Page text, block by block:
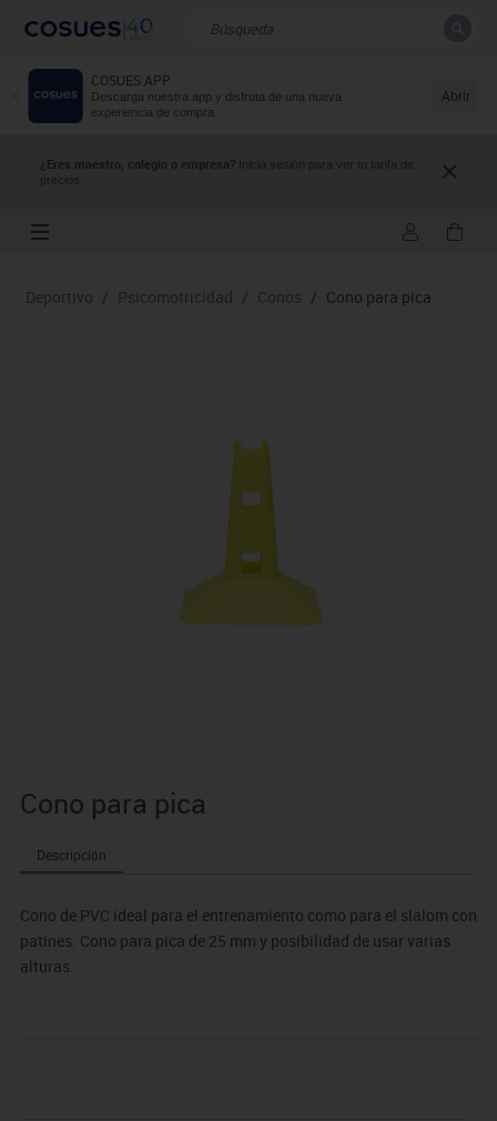
COSUES APP
Descarga nuestra app y disfruta de una nueva
experiencia de compra.
Abrir
¿Eres maestro, colegio o empresa? Inicia sesión para ver tu tarifa de
precios.
Resultados de la búsqueda
Deportivo / Psicomotricidad / Conos / Cono para pica
Cono para pica
Descripción
Cono de PVC ideal para el entrenamiento como para el slalom con
patines. Cono para pica de 25 mm y posibilidad de usar varias
alturas.